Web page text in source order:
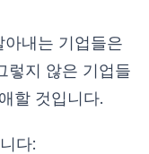
내는 기업들은
렇지 않은 기업들
할 것입니다.
다: